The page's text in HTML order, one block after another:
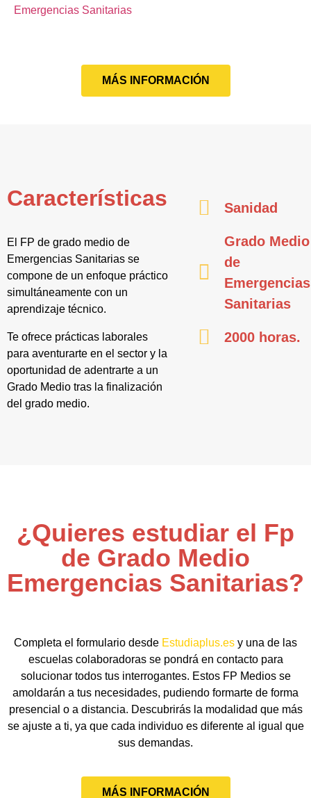
Emergencias Sanitarias
MÁS INFORMACIÓN
Características
El FP de grado medio de
Emergencias Sanitarias se
compone de un enfoque práctico
simultáneamente con un
aprendizaje técnico.
Te ofrece prácticas laborales
para aventurarte en el sector y la
oportunidad de adentrarte a un
Grado Medio tras la finalización
del grado medio.
Sanidad
Grado Medio
de
Emergencias
Sanitarias
2000 horas.
¿Quieres estudiar el Fp
de Grado Medio
Emergencias Sanitarias?
Completa el formulario desde Estudiaplus.es y una de las
escuelas colaboradoras se pondrá en contacto para
solucionar todos tus interrogantes. Estos FP Medios se
amoldarán a tus necesidades, pudiendo formarte de forma
presencial o a distancia. Descubrirás la modalidad que más
se ajuste a ti, ya que cada individuo es diferente al igual que
sus demandas.
MÁS INFORMACIÓN